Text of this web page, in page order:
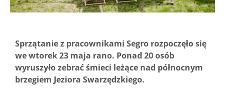
Sprzątanie z pracownikami Segro rozpoczęło się
we wtorek 23 maja rano. Ponad 20 osób
wyruszyło zebrać śmieci leżące nad północnym
brzegiem Jeziora Swarzędzkiego.